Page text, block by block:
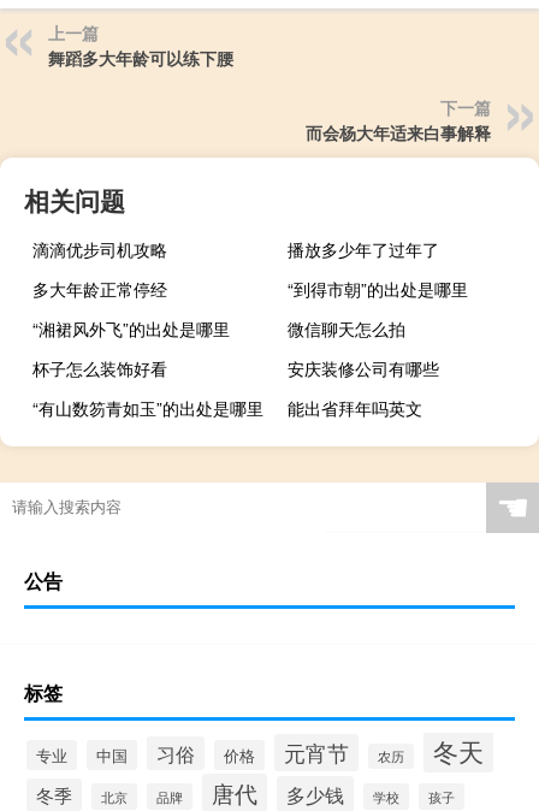
上一篇
舞蹈多大年龄可以练下腰
下一篇
而会杨大年适来白事解释
相关问题
滴滴优步司机攻略
播放多少年了过年了
多大年龄正常停经
“到得市朝”的出处是哪里
“湘裙风外飞”的出处是哪里
微信聊天怎么拍
杯子怎么装饰好看
安庆装修公司有哪些
“有山数笏青如玉”的出处是哪里
能出省拜年吗英文
☚
公告
标签
专业 中国 习俗 价格 元宵节 农历 冬天
冬季 北京 品牌 唐代 多少钱 学校 孩子